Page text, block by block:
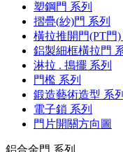
塑鋼門 系列
摺疊(紗)門 系列
橫拉推開門(PT門)
鋁製細框橫拉門
淋拉 . 搗擺 系列
門檻 系列
鍛造藝術造型 系列
電子鎖 系列
門片開關方向圖